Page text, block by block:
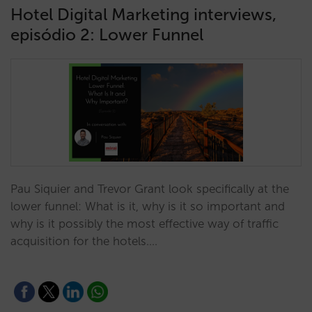
Hotel Digital Marketing interviews,
episódio 2: Lower Funnel
Pau Siquier and Trevor Grant look specifically at the
lower funnel: What is it, why is it so important and
why is it possibly the most effective way of traffic
acquisition for the hotels.…